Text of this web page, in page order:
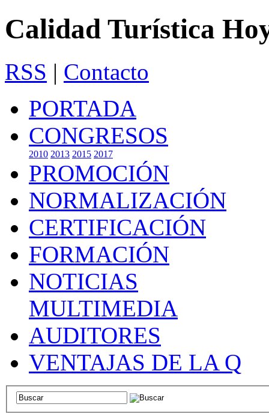
Calidad Turística
RSS | Contacto
PORTADA
CONGRESOS
2010 2013 2015 2017
PROMOCIÓN
NORMALIZACIÓN
CERTIFICACIÓN
FORMACIÓN
NOTICIAS
MULTIMEDIA
AUDITORES
VENTAJAS DE LA Q